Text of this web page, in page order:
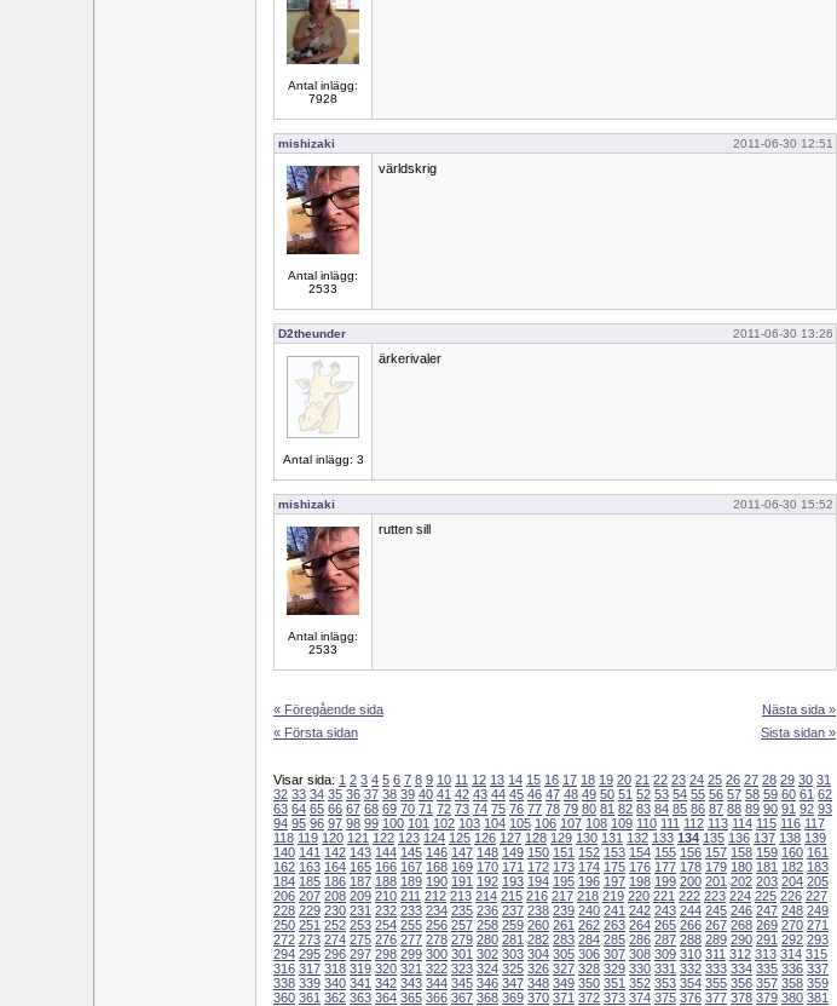
Antal inlägg:
7928
mishizaki 2011-06-30 12:51
Antal inlägg:
2533
världskrig
D2theunder 2011-06-30 13:26
Antal inlägg: 3
ärkerivaler
mishizaki 2011-06-30 15:52
Antal inlägg:
2533
rutten sill
« Föregående sida
« Första sidan
Nästa sida »
Sista sidan »
Visar sida: 1 2 3 4 5 6 7 8 9 10 11 12 13 14 15 16 17 18 19 20 21 22 23 24 25 26 27 28 29 30 31
32 33 34 35 36 37 38 39 40 41 42 43 44 45 46 47 48 49 50 51 52 53 54 55 56 57 58 59 60 61 62
63 64 65 66 67 68 69 70 71 72 73 74 75 76 77 78 79 80 81 82 83 84 85 86 87 88 89 90 91 92 93
94 95 96 97 98 99 100 101 102 103 104 105 106 107 108 109 110 111 112 113 114 115 116 117
118 119 120 121 122 123 124 125 126 127 128 129 130 131 132 133 134 135 136 137 138 139
140 141 142 143 144 145 146 147 148 149 150 151 152 153 154 155 156 157 158 159 160 161
162 163 164 165 166 167 168 169 170 171 172 173 174 175 176 177 178 179 180 181 182 183
184 185 186 187 188 189 190 191 192 193 194 195 196 197 198 199 200 201 202 203 204 205
206 207 208 209 210 211 212 213 214 215 216 217 218 219 220 221 222 223 224 225 226 227
228 229 230 231 232 233 234 235 236 237 238 239 240 241 242 243 244 245 246 247 248 249
250 251 252 253 254 255 256 257 258 259 260 261 262 263 264 265 266 267 268 269 270 271
272 273 274 275 276 277 278 279 280 281 282 283 284 285 286 287 288 289 290 291 292 293
294 295 296 297 298 299 300 301 302 303 304 305 306 307 308 309 310 311 312 313 314 315
316 317 318 319 320 321 322 323 324 325 326 327 328 329 330 331 332 333 334 335 336 337
338 339 340 341 342 343 344 345 346 347 348 349 350 351 352 353 354 355 356 357 358 359
360 361 362 363 364 365 366 367 368 369 370 371 372 373 374 375 376 377 378 379 380 381